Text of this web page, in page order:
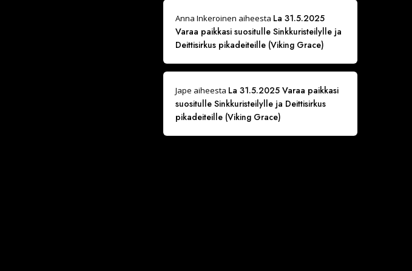
Anna Inkeroinen aiheesta La 31.5.2025
Varaa paikkasi suositulle Sinkkuristeilylle ja
Deittisirkus pikadeiteille (Viking Grace)
Jape aiheesta La 31.5.2025 Varaa paikkasi
suositulle Sinkkuristeilylle ja Deittisirkus
pikadeiteille (Viking Grace)